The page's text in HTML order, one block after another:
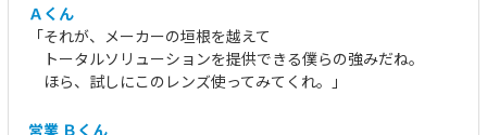
Ａくん
「それが、メーカーの垣根を越えて
トータルソリューションを提供できる僕らの強みだね。
ほら、試しにこのレンズ使ってみてくれ。」
営業 Ｂくん